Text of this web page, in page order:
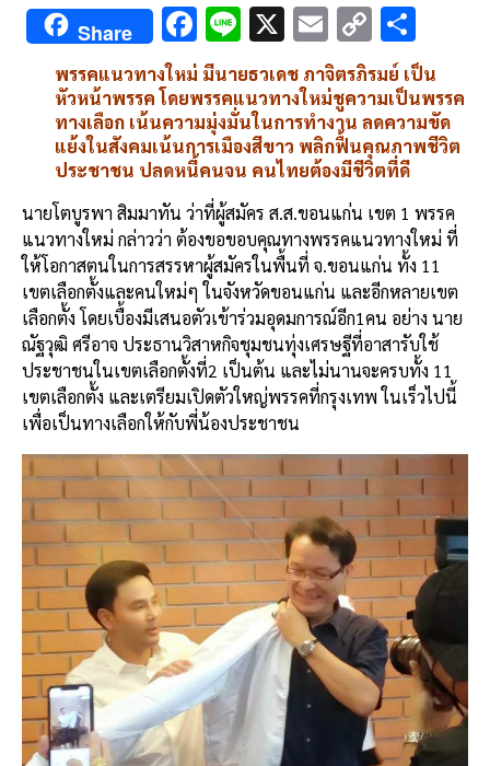
Share F
ac
e
b
o
o
k
Li
n
e
X E
m
ai
l
C
o
py
Li
n
k
h
ar
e
พรรคแนวทางใหม่ มีนายธวเดช ภาจิตรภิรมย์ เป็น
หัวหน้าพรรค โดยพรรคแนวทางใหม่ชูความเป็นพรรค
ทางเลือก เน้นความมุ่งมั่นในการทำงาน ลดความขัด
แย้งในสังคมเน้นการเมืองสีขาว พลิกฟื้นคุณภาพชีวิต
ประชาชน ปลดหนี้คนจน คนไทยต้องมีชีวิตที่ดี
นายโตบูรพา สิมมาทัน ว่าที่ผู้สมัคร ส.ส.ขอนแก่น เขต 1 พรรค
แนวทางใหม่ กล่าวว่า ต้องขอขอบคุณทางพรรคแนวทางใหม่ ที่
ให้โอกาสตนในการสรรหาผู้สมัครในพื้นที่ จ.ขอนแก่น ทั้ง 11
เขตเลือกตั้งและคนใหม่ๆ ในจังหวัดขอนแก่น และอีกหลายเขต
เลือกตั้ง โดยเบื้องมีเสนอตัวเข้าร่วมอุดมการณ์อีก1คน อย่าง นาย
ณัฐวุฒิ ศรีอาจ ประธานวิสาหกิจชุมชนทุ่งเศรษฐีที่อาสารับใช้
ประชาชนในเขตเลือกตั้งที่2 เป็นต้น และไม่นานจะครบทั้ง 11
เขตเลือกตั้ง และเตรียมเปิดตัวใหญ่พรรคที่กรุงเทพ ในเร็วไปนี้
เพื่อเป็นทางเลือกให้กับพี่น้องประชาชน